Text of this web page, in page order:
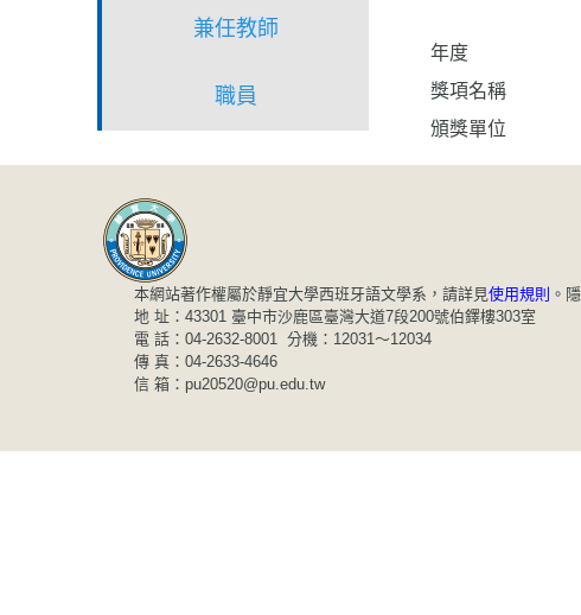
兼任教師
職員
年度
獎項名稱
頒獎單位
本網站著作權屬於靜宜大學西班牙語文學系，請詳見使用規則 。
地 址：43301 臺中市沙鹿區臺灣大道7段200號伯鐸樓303室
電 話：04-2632-8001 分機：12031～12034
傳 真：04-2633-4646
信 箱：pu20520@pu.edu.tw